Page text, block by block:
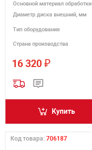
Основной материал обработки
Диаметр диска внешний, мм
Тип оборудования
Страна производства
16 320 ₽
Купить
Код товара: 706187